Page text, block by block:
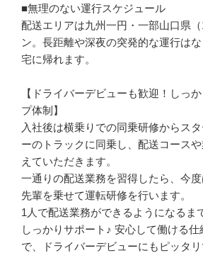
■無理のない運行スケジュール
配送エリアは九州一円・一部山口県
ン。長距離や深夜の突発的な運行は
宅に帰れます。
【ドライバーデビューも歓迎！しっ
プ体制】
入社後は横乗りでの同乗研修からス
ーのトラックに同乗し、配送コース
えていただきます。
一通りの配送業務を習得したら、今
先輩を乗せて運転研修を行います。
1人で配送業務ができるようになるま
しっかりサポート♪ 安心して働ける
で、ドライバーデビューにもピッタリ